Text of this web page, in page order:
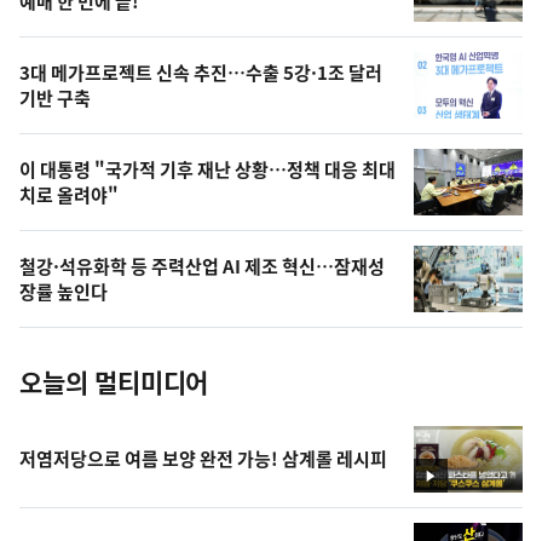
의
영
상
오
늘
의
사
진
3대 메가프로젝트 신속 추진…수출 5강·1조 달러
기반 구축
이 대통령 "국가적 기후 재난 상황…정책 대응 최대
치로 올려야"
철강·석유화학 등 주력산업 AI 제조 혁신…잠재성
장률 높인다
오늘의 멀티미디어
영
상
저염저당으로 여름 보양 완전 가능! 삼계롤 레시피